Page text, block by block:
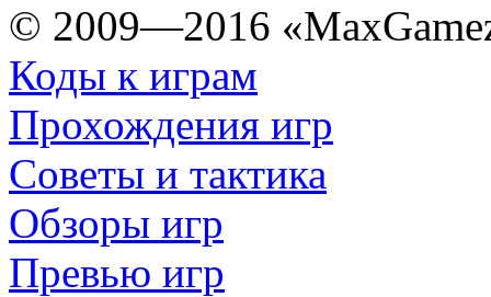
© 2009—2016
Коды к играм
Прохождения игр
Советы и тактика
Обзоры игр
Превью игр